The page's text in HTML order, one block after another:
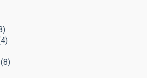
(8)